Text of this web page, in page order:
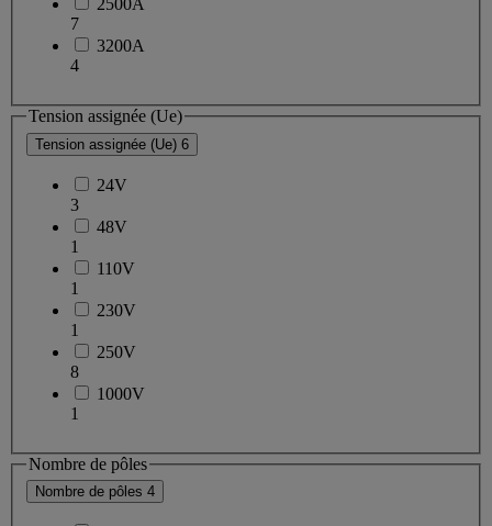
2500A
7
3200A
4
Tension assignée (Ue)
Tension assignée (Ue) 6
24V
3
48V
1
110V
1
230V
1
250V
8
1000V
1
Nombre de pôles
Nombre de pôles 4